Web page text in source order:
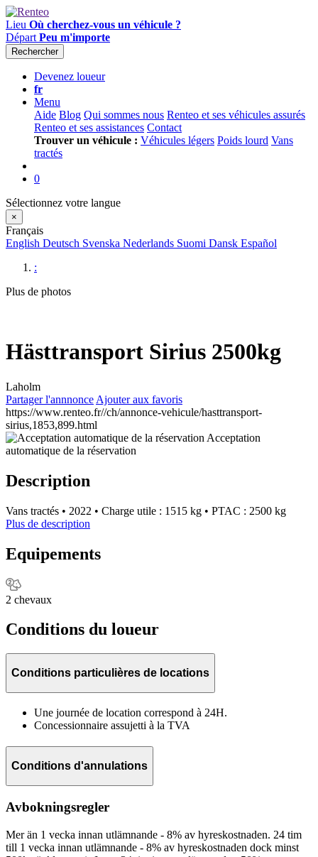
Lieu Où cherchez-vous un véhicule ?
Départ Peu m'importe
Rechercher
Devenez loueur
fr
Menu
Aide Blog Qui sommes nous Renteo et ses véhicules assurés
Renteo et ses assistances Contact
Trouver un véhicule : Véhicules légers Poids lourd Vans
tractés
0
Sélectionnez votre langue
×
Français
English Deutsch Svenska Nederlands Suomi Dansk Español
:
Plus de photos
Hästtransport Sirius 2500kg
Laholm
Partager l'annnonce Ajouter aux favoris
https://www.renteo.fr//ch/annonce-vehicule/hasttransport-
sirius,1853,899.html
Acceptation
automatique de la réservation
Description
Vans tractés • 2022 • Charge utile : 1515 kg • PTAC : 2500 kg
Plus de description
Equipements
2 chevaux
Conditions du loueur
Conditions particulières de locations
Une journée de location correspond à 24H.
Concessionnaire assujetti à la TVA
Conditions d'annulations
Avbokningsregler
Mer än 1 vecka innan utlämnande - 8% av hyreskostnaden. 24 tim
till 1 vecka innan utlämnande - 8% av hyreskostnaden dock minst